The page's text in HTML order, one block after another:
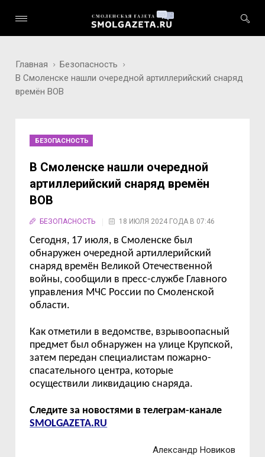
Главная
Безопасность
В Смоленске нашли очередной артиллерийский снаряд
времён ВОВ
БЕЗОПАСНОСТЬ
В Смоленске нашли очередной
артиллерийский снаряд времён
ВОВ
БЕЗОПАСНОСТЬ 18 ИЮЛЯ 2024 ГОДА В 07:46
Сегодня, 17 июля, в Смоленске был
обнаружен очередной артиллерийский
снаряд времён Великой Отечественной
войны, сообщили в пресс-службе Главного
управления МЧС России по Смоленской
области.
Как отметили в ведомстве, взрывоопасный
предмет был обнаружен на улице Крупской,
затем передан специалистам пожарно-
спасательного центра, которые
осуществили ликвидацию снаряда.
Следите за новостями в телеграм-канале
SMOLGAZETA.RU
Александр Новиков